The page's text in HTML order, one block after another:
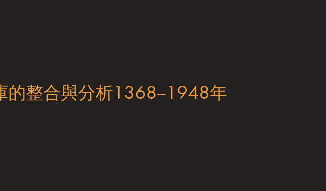
的整合與分析1368–1948年